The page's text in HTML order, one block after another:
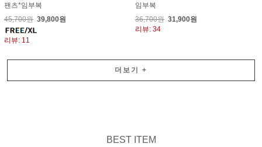
팬츠*임부복
45,700원 39,800원
리뷰: 11
임부복
36,700원 31,900원
리뷰: 34
더보기 +
BEST ITEM